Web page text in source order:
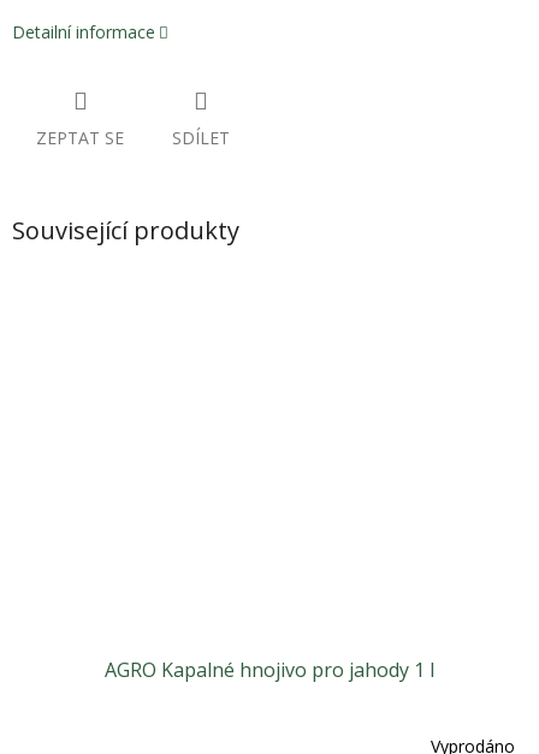
Detailní informace
ZEPTAT SE SDÍLET
Související produkty
AGRO Kapalné hnojivo pro jahody 1 l
Vyprodáno